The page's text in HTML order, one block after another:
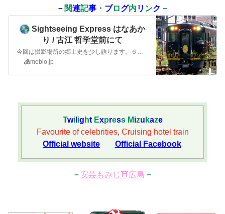
－ 関連記事 ・ ブログ内 リ ンク －
Sightseeing Express はなあか
り / 古江 哲学堂前にて
今回は撮影場所の郷土史を少し語ります。６月まで広島で運用を続ける、観光特急はなあかりです。ゴールデンウイーク…
ameblo.jp
Twil ig ht Express Mizu kaze
Favourite of celebrities, Cruising hotel train
Official website
Official Facebook
－安芸もみじ⛩️広島 －